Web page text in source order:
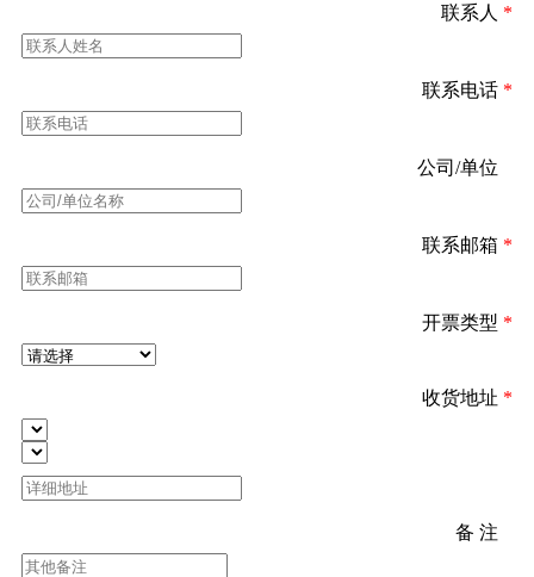
联系人 *
联系电话 *
公司/单位
联系邮箱 *
开票类型 *
收货地址 *
备 注